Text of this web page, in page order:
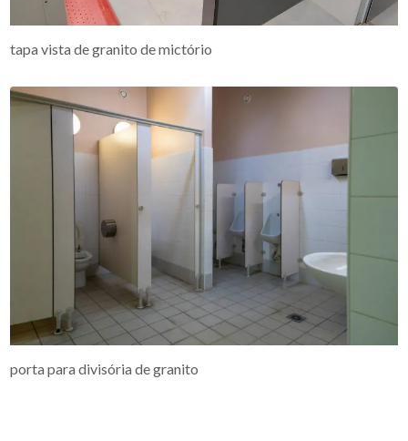
tapa vista de granito de mictório
porta para divisória de granito